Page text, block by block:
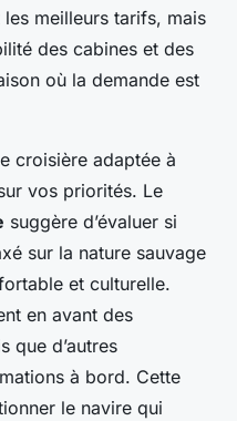
meilleurs tarifs, mais
des cabines et des
où la demande est
croisière adaptée à
vos priorités. Le
suggère d’évaluer si
sur la nature sauvage
et culturelle.
en avant des
que d’autres
à bord. Cette
le navire qui